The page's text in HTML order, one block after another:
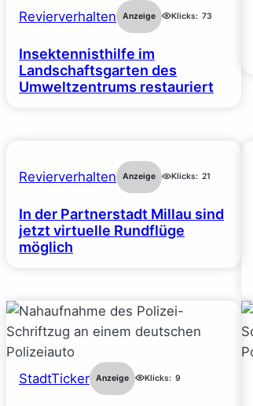
Revierverhalten Anzeige Klicks: 73
Insektennisthilfe im
Landschaftsgarten des
Umweltzentrums restauriert
Revierverhalten Anzeige Klicks: 21
In der Partnerstadt Millau sind
jetzt virtuelle Rundflüge
möglich
StadtTicker Anzeige Klicks: 9